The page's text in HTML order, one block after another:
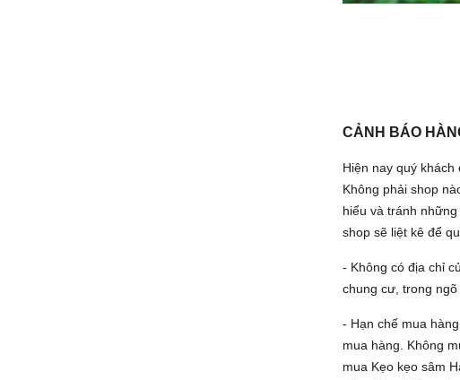
CẢNH BÁO
Hiện nay quý
Không phải shop
hiểu và tránh
shop sẽ liệt kê để
- Không có địa chỉ
chung cư, trong
- Hạn chế mua
mua hàng. Không
mua Kẹo kẹo sâm